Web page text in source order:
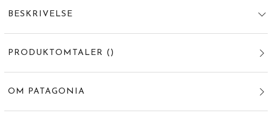
BESKRIVELSE
PRODUKTOMTALER ( )
OM PATAGONIA